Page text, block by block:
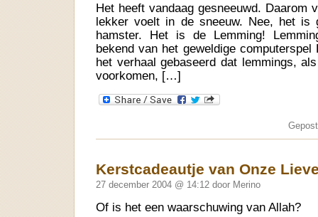
Het heeft vandaag gesneeuwd. Daarom
lekker voelt in de sneeuw. Nee, het is
hamster. Het is de Lemming!
bekend van het geweldige
het verhaal gebaseerd dat lemmings,
voorkomen, […]
Kerstcadeautje van Onze
27 december 2004 @ 14:12 door Merino
Of is het een waarschuwing van Allah?